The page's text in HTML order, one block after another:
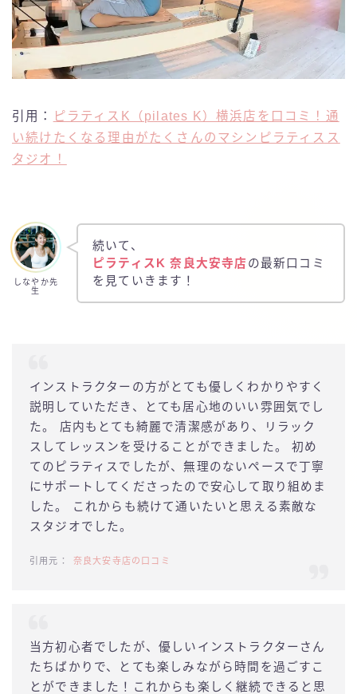
引用：
ピラティスK（pilates K）横浜店を口コミ！通
い続けたくなる理由がたくさんのマシンピラティスス
タジオ！
しなやか先
生
続いて、
ピラティスK 奈良大安寺店 の最新口コミ
を見ていきます！
インストラクターの方がとても優しくわかりやすく
説明していただき、とても居心地のいい雰囲気でし
た。 店内もとても綺麗で清潔感があり、リラック
スしてレッスンを受けることができました。 初め
てのピラティスでしたが、無理のないペースで丁寧
にサポートしてくださったので安心して取り組めま
した。 これからも続けて通いたいと思える素敵な
スタジオでした。
奈良大安寺店の口コミ
当方初心者でしたが、優しいインストラクターさん
たちばかりで、とても楽しみながら時間を過ごすこ
とができました！これからも楽しく継続できると思